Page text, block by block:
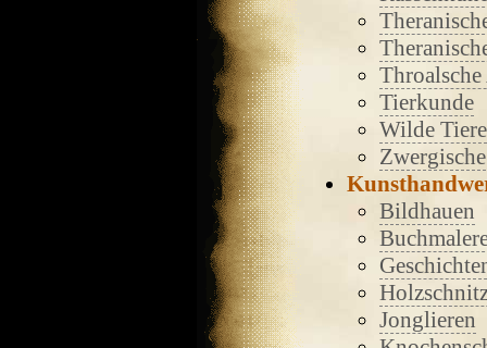
Throalsche
Tierkunde
Wilde Tiere
Bildhauen
Jonglieren